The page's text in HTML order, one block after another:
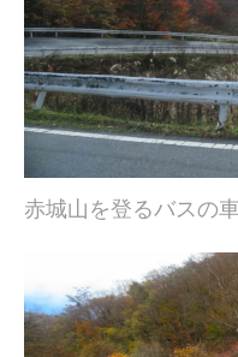
赤城山を登るバスの